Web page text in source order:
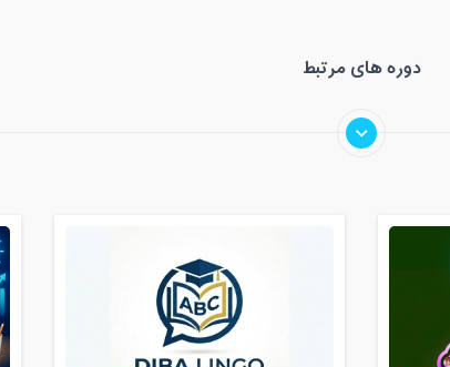
دوره های مرتبط